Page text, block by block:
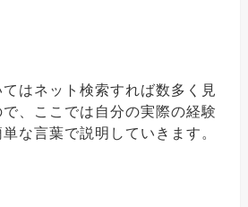
はネット検索すれば数多く見
、ここでは自分の実際の経験
な言葉で説明していきます。